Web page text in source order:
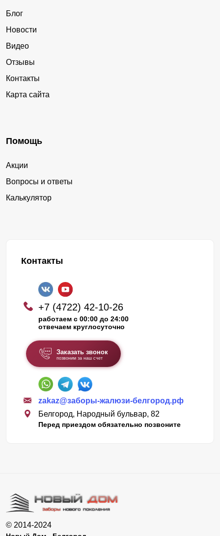
Блог
Новости
Видео
Отзывы
Контакты
Карта сайта
Помощь
Акции
Вопросы и ответы
Калькулятор
Контакты
+7 (4722) 42-10-26
работаем с 00:00 до 24:00
отвечаем круглосуточно
Заказать звонок
позвоним за наш счет
zakaz@заборы-жалюзи-белгород.рф
Белгород, Народный бульвар, 82
Перед приездом обязательно позвоните
© 2014-2024